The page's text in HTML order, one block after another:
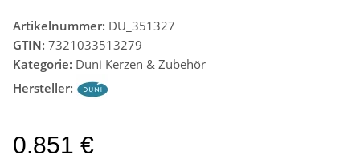
Artikelnummer: DU_351327
GTIN: 7321033513279
Kategorie: Duni Kerzen & Zubehör
Hersteller:
0.851 €